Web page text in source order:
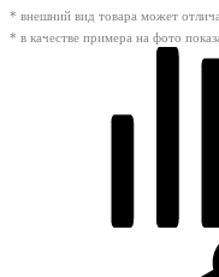
* внешний вид товара может
* в качестве примера на фото